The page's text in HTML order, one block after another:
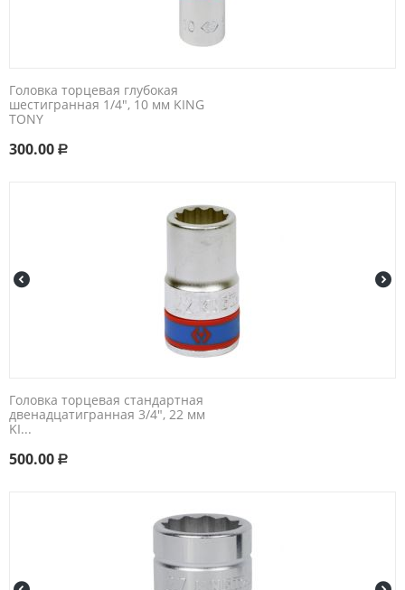
Головка торцевая глубокая
шестигранная 1/4", 10 мм KING
TONY
300.00 Р
Головка торцевая стандартная
двенадцатигранная 3/4", 22 мм
KI...
500.00 Р